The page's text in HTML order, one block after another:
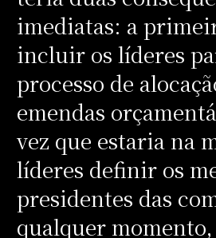
imediatas: a
incluir os líderes
processo de
emendas
vez que estaria na
líderes definir os
presidentes das
qualquer momento,